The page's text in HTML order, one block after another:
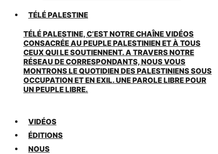
TÉLÉ PALESTINE
TÉLÉ PALESTINE, C’EST NOTRE CHAÎNE VIDÉOS
CONSACRÉE AU PEUPLE PALESTINIEN ET À TOUS
CEUX QUI LE SOUTIENNENT. A TRAVERS NOTRE
RÉSEAU DE CORRESPONDANTS, NOUS VOUS
MONTRONS LE QUOTIDIEN DES PALESTINIENS SOUS
OCCUPATION ET EN EXIL. UNE PAROLE LIBRE POUR
UN PEUPLE LIBRE.
VIDÉOS
ÉDITIONS
NOUS